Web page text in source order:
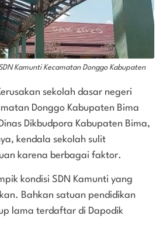
Kamunti Kecamatan Donggo Kabupaten
sekolah dasar negeri
Donggo Kabupaten Bima
Dikbudpora Kabupaten Bima,
kendala sekolah sulit
karena berbagai faktor.
kondisi SDN Kamunti yang
Bahkan satuan pendidikan
lama terdaftar di Dapodik